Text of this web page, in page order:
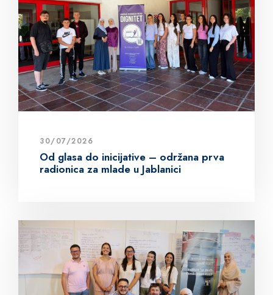
30/07/2026
Od glasa do inicijative – održana prva
radionica za mlade u Jablanici